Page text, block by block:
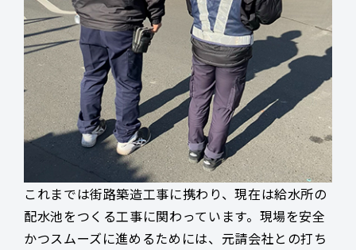
これまでは街路築造工事に携わり、現在は給水所の
配水池をつくる工事に関わっています。現場を安全
かつスムーズに進めるためには、元請会社との打ち